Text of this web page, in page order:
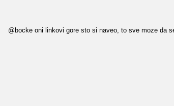
@bocke oni linkovi gore sto si naveo, to sve moze da